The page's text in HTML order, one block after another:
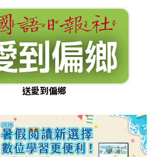
送愛到偏鄉